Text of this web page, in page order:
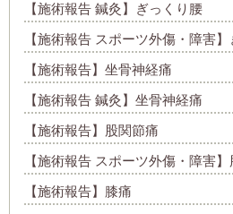
【施術報告 鍼灸】ぎっくり腰
【施術報告 スポーツ外傷・障害
【施術報告】坐骨神経痛
【施術報告 鍼灸】坐骨神経痛
【施術報告】股関節痛
【施術報告 スポーツ外傷・障害
【施術報告】膝痛